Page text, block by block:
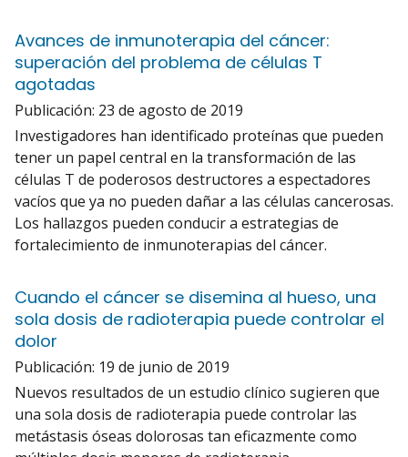
Avances de inmunoterapia del cáncer:
superación del problema de células T
agotadas
Publicación: 23 de agosto de 2019
Investigadores han identificado proteínas que pueden
tener un papel central en la transformación de las
células T de poderosos destructores a espectadores
vacíos que ya no pueden dañar a las células cancerosas.
Los hallazgos pueden conducir a estrategias de
fortalecimiento de inmunoterapias del cáncer.
Cuando el cáncer se disemina al hueso, una
sola dosis de radioterapia puede controlar el
dolor
Publicación: 19 de junio de 2019
Nuevos resultados de un estudio clínico sugieren que
una sola dosis de radioterapia puede controlar las
metástasis óseas dolorosas tan eficazmente como